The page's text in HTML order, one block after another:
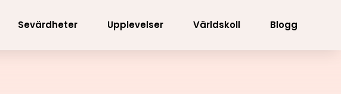
Sevärdheter Upplevelser Världskoll Blogg